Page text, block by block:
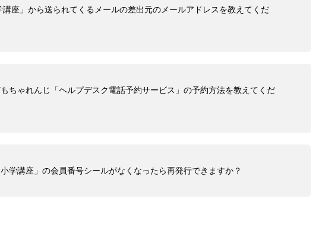
講座」から送られてくるメールの差出元のメールアドレスを教えてくだ
ちゃれんじ「ヘルプデスク電話予約サービス」の予約方法を教えてくだ
学講座」の会員番号シールがなくなったら再発行できますか？